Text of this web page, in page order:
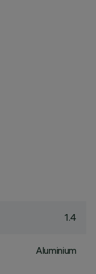
1.4
Aluminium